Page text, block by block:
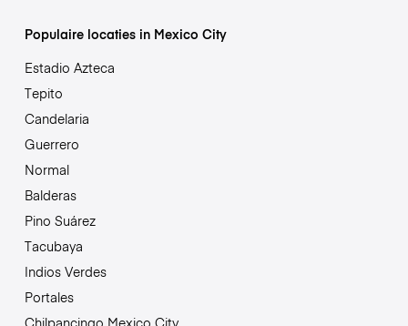
Populaire locaties in Mexico City
Estadio Azteca
Tepito
Candelaria
Guerrero
Normal
Balderas
Pino Suárez
Tacubaya
Indios Verdes
Portales